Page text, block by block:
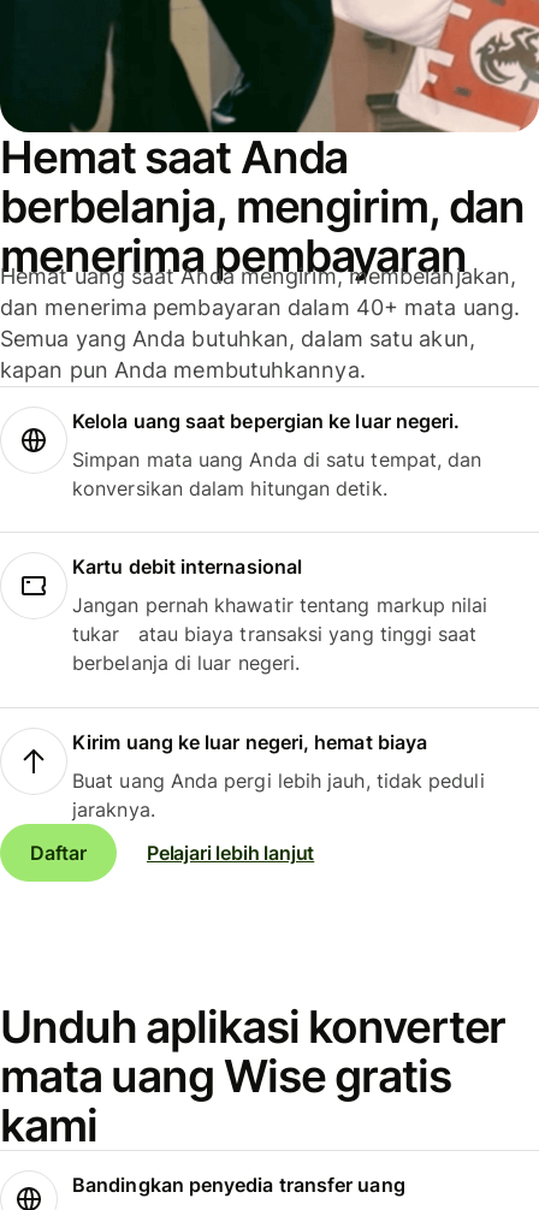
Hemat saat Anda
berbelanja, mengirim, dan
menerima pembayaran
Hemat uang saat Anda mengirim, membelanjakan,
dan menerima pembayaran dalam 40+ mata uang.
Semua yang Anda butuhkan, dalam satu akun,
kapan pun Anda membutuhkannya.
Kelola uang saat bepergian ke luar negeri.
Simpan mata uang Anda di satu tempat, dan
konversikan dalam hitungan detik.
Kartu debit internasional
Jangan pernah khawatir tentang markup nilai
tukar atau biaya transaksi yang tinggi saat
berbelanja di luar negeri.
Kirim uang ke luar negeri, hemat biaya
Buat uang Anda pergi lebih jauh, tidak peduli
jaraknya.
Daftar
Pelajari lebih lanjut
Unduh aplikasi konverter
mata uang Wise gratis
kami
Bandingkan penyedia transfer uang